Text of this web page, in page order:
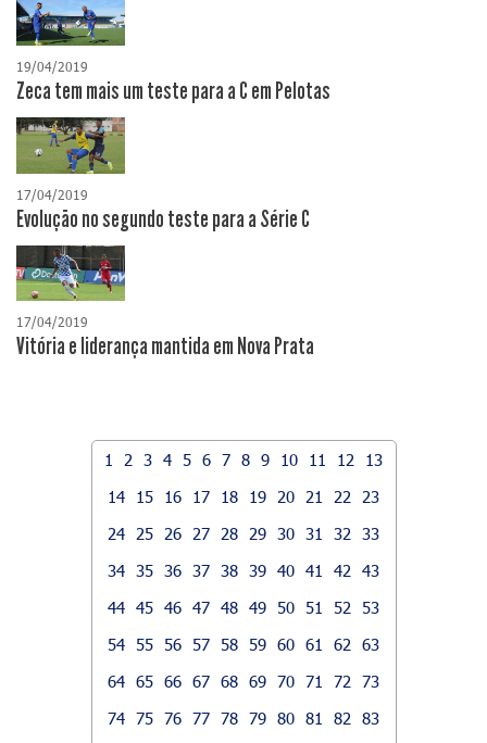
19/04/2019
Zeca tem mais um teste para a C em Pelotas
17/04/2019
Evolução no segundo teste para a Série C
17/04/2019
Vitória e liderança mantida em Nova Prata
1 2 3 4 5 6 7 8 9 10 11 12
13
14
15 16 17 18 19 20 21 22
23
24
25 26 27 28 29 30 31 32
33
34 35 36 37 38 39 40 41 42
43
44 45 46 47 48 49 50 51 52
53
54 55 56 57 58 59 60 61 62
63
64 65 66 67 68 69 70 71 72
73
74 75 76 77 78 79 80 81 82
83